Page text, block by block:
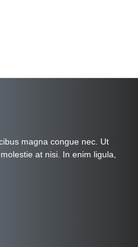
magna congue nec. Ut
at nisi. In enim ligula,